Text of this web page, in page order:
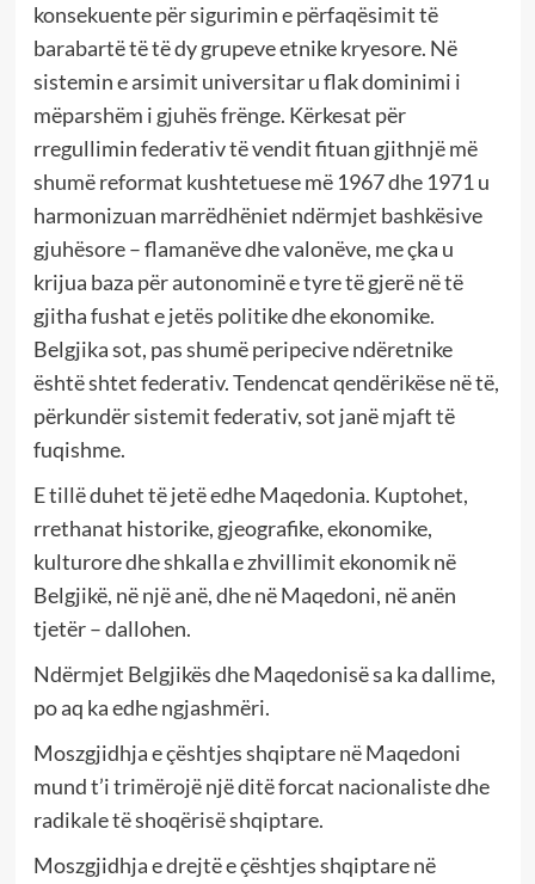
konsekuente për sigurimin e përfaqësimit të
barabartë të të dy grupeve etnike kryesore. Në
sistemin e arsimit universitar u flak dominimi i
mëparshëm i gjuhës frënge. Kërkesat për
rregullimin federativ të vendit fituan gjithnjë më
shumë reformat kushtetuese më 1967 dhe 1971 u
harmonizuan marrëdhëniet ndërmjet bashkësive
gjuhësore – flamanëve dhe valonëve, me çka u
krijua baza për autonominë e tyre të gjerë në të
gjitha fushat e jetës politike dhe ekonomike.
Belgjika sot, pas shumë peripecive ndëretnike
është shtet federativ. Tendencat qendërikëse në të,
përkundër sistemit federativ, sot janë mjaft të
fuqishme.
E tillë duhet të jetë edhe Maqedonia. Kuptohet,
rrethanat historike, gjeografike, ekonomike,
kulturore dhe shkalla e zhvillimit ekonomik në
Belgjikë, në një anë, dhe në Maqedoni, në anën
tjetër – dallohen.
Ndërmjet Belgjikës dhe Maqedonisë sa ka dallime,
po aq ka edhe ngjashmëri.
Moszgjidhja e çështjes shqiptare në Maqedoni
mund t’i trimërojë një ditë forcat nacionaliste dhe
radikale të shoqërisë shqiptare.
Moszgjidhja e drejtë e çështjes shqiptare në